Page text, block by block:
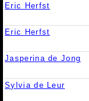
Eric Herfst
Eric Herfst
Jasperina de Jong
Sylvia de Leur